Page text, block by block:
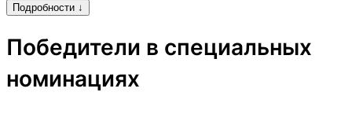
Подробности ↓
Победители в специальных
номинациях